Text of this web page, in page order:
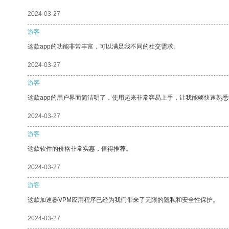
2024-03-27
游客
这款app的功能非常丰富，可以满足我不同的社交需求。
2024-03-27
游客
这款app的用户界面简洁明了，使用起来非常容易上手，让我能够快速熟
2024-03-27
游客
这款软件的价格非常实惠，值得推荐。
2024-03-27
游客
这款加速器VPM应用程序已经为我们带来了无限的隐私和安全性保护。
2024-03-27